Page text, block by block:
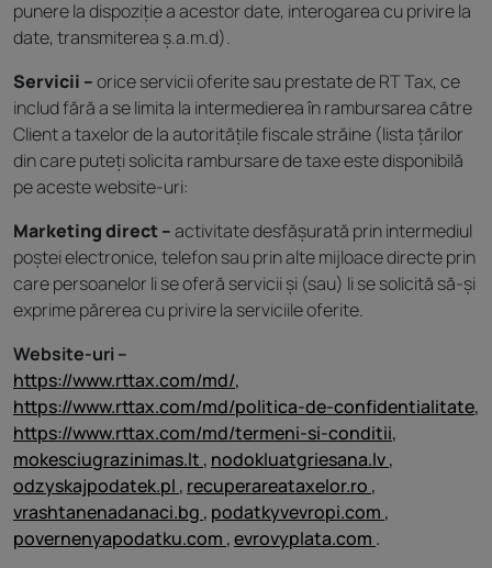
punere la dispoziție a acestor date, interogarea cu privire la
date, transmiterea ș.a.m.d).
Servicii –orice servicii oferite sau prestate de RT Tax, ce
includ fără a se limita la intermedierea în rambursarea către
Client a taxelor de la autoritățile fiscale străine (lista țărilor
din care puteți solicita rambursare de taxe este disponibilă
pe aceste website-uri:
Marketing direct –activitate desfășurată prin intermediul
poștei electronice, telefon sau prin alte mijloace directe prin
care persoanelor li se oferă servicii și (sau) li se solicită să-și
exprime părerea cu privire la serviciile oferite.
Website-uri –
https://www.rttax.com/md/,
https://www.rttax.com/md/politica-de-confidentialitate,
https://www.rttax.com/md/termeni-si-conditii,
mokesciugrazinimas.lt , nodokluatgriesana.lv,
odzyskajpodatek.pl , recuperareataxelor.ro ,
vrashtanenadanaci.bg , podatkyvevropi.com ,
povernenyapodatku.com ,evrovyplata.com .